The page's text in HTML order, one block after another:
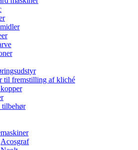
til fremstilling af kliché
tilbehør
Acosgraf